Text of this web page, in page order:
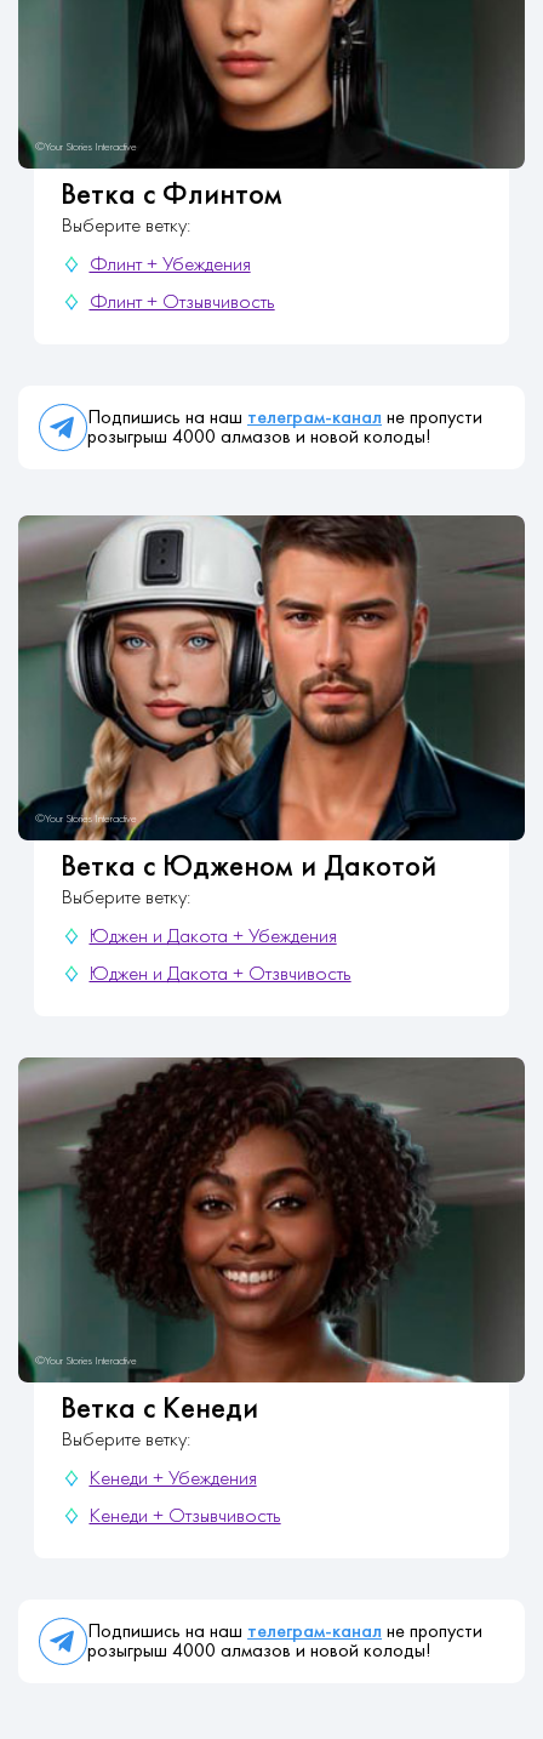
Ветка с Флинтом
Выберите ветку:
Флинт + Убеждения
Флинт + Отзывчивость
Подпишись на наш телеграм-канал не пропусти
розыгрыш 4000 алмазов и новой колоды!
Ветка с Юдженом и Дакотой
Выберите ветку:
Юджен и Дакота + Убеждения
Юджен и Дакота + Отзвчивость
Ветка с Кенеди
Выберите ветку:
Кенеди + Убеждения
Кенеди + Отзывчивость
Подпишись на наш телеграм-канал не пропусти
розыгрыш 4000 алмазов и новой колоды!